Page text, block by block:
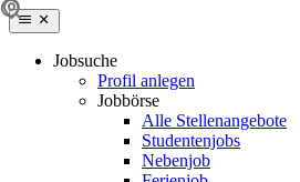
Jobsuche
Profil anlegen
Jobbörse
Alle Stellenangebote
Studentenjobs
Nebenjob